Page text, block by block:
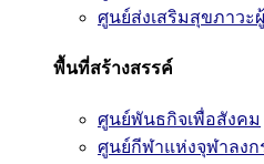
ศูนย์ส่งเสริมสุขภาวะ
พื้นที่สร้างสรรค์
ศูนย์พันธกิจเพื่อสังคม
ศูนย์กีฬาแห่งจุฬาลง